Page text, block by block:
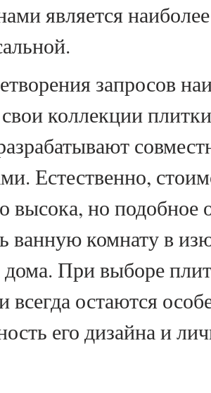
является
запросов
коллекции
Естественно,
высока, но
ванную комнату в
дома. При выборе
всегда остаются
его дизайна и